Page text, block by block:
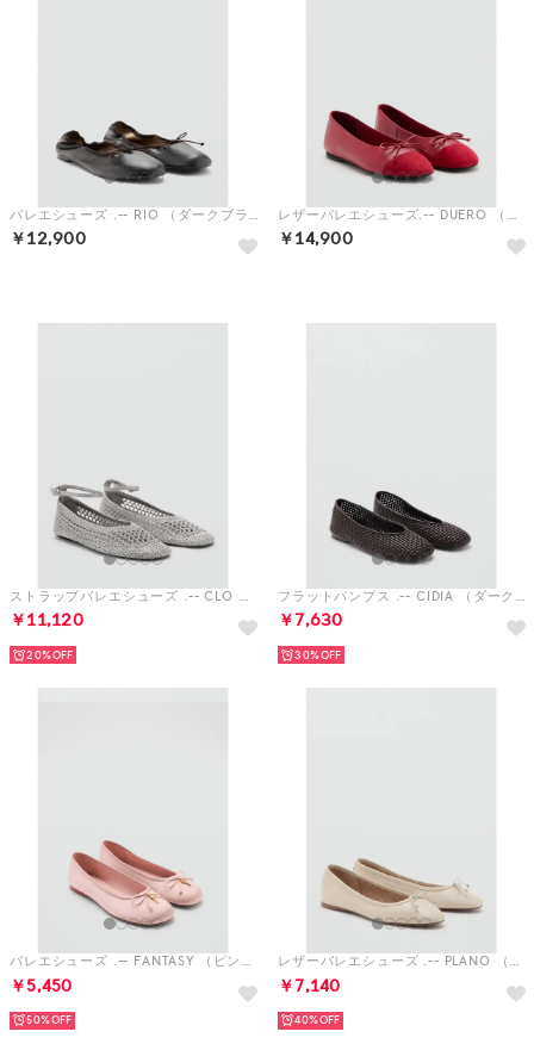
バレエシューズ .-- RIO （ダークブラウン）
￥12,900
レザーバレエシューズ.-- DUERO （レッド）
￥14,900
ストラップバレエシューズ .-- CLO （シルバー）
￥11,120
20%
フラットパンプス .-- CIDIA （ダークブラウン）
￥7,630
30%
バレエシューズ .-- FANTASY （ピンク）
￥5,450
50%
レザーバレエシューズ .-- PLANO （ホワイト）
￥7,140
40%